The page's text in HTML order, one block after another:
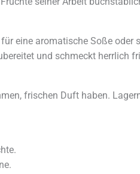
eine aromatische Soße oder
und schmeckt herrlich
frischen Duft haben.